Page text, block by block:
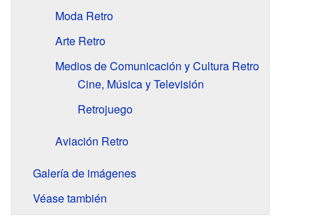
Moda Retro
Arte Retro
Medios de Comunicación y Cultura Retro
Cine, Música y Televisión
Retrojuego
Aviación Retro
Galería de imágenes
Véase también